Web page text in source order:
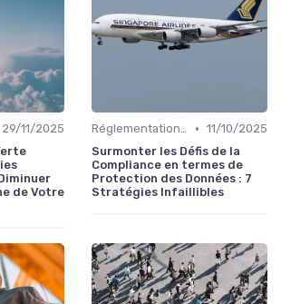
29/11/2025
de Votre
Réglementations Internationales • 11/10/2025
Surmonter les Défis de la
Compliance en termes de
Protection des Données : 7
Stratégies Infaillibles